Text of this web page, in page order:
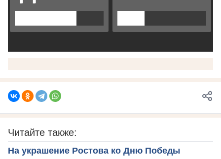
Читайте также:
На украшение Ростова ко Дню Победы